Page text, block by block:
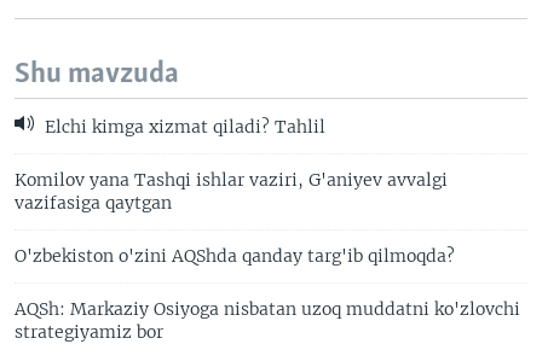
Shu mavzuda
Elchi kimga xizmat qiladi? Tahlil
Komilov yana Tashqi ishlar vaziri, G'aniyev avvalgi
vazifasiga qaytgan
O'zbekiston o'zini AQShda qanday targ'ib qilmoqda?
AQSh: Markaziy Osiyoga nisbatan uzoq muddatni ko'zlovchi
strategiyamiz bor